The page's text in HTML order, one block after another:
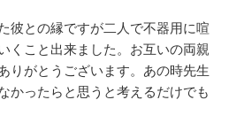
彼との縁ですが二人で不器用に喧
くこと出来ました。お互いの両親
りがとうございます。あの時先生
かったらと思うと考えるだけでも